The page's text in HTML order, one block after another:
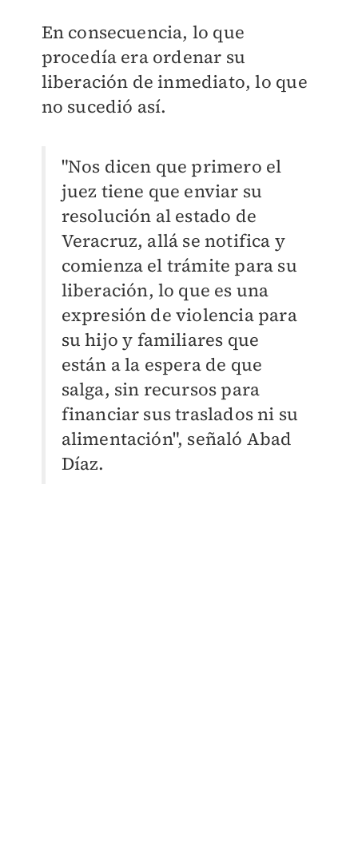
En consecuencia, lo que
procedía era ordenar su
liberación de inmediato, lo que
no sucedió así.
"Nos dicen que primero el
juez tiene que enviar su
resolución al estado de
Veracruz, allá se notifica y
comienza el trámite para su
liberación, lo que es una
expresión de violencia para
su hijo y familiares que
están a la espera de que
salga, sin recursos para
financiar sus traslados ni su
alimentación", señaló Abad
Díaz.